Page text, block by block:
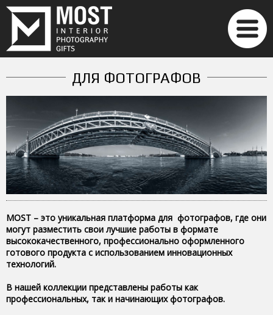
ДЛЯ ФОТОГРАФОВ
MOST – это уникальная платформа для фотографов, где они
могут разместить свои лучшие работы в формате
высококачественного, профессионально оформленного
готового продукта с использованием инновационных
технологий.
В нашей коллекции представлены работы как
профессиональных, так и начинающих фотографов.